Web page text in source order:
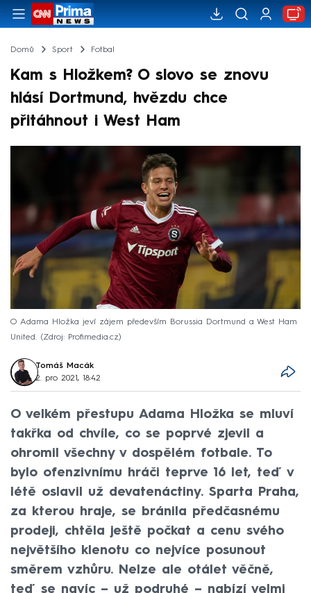
Domů Sport Fotbal
Kam s Hložkem? O slovo se znovu
hlásí Dortmund, hvězdu chce
přitáhnout i West Ham
O Adama Hložka jeví zájem především Borussia Dortmund a West Ham
United.
Zdroj: Profimedia.cz
Tomáš Macák
2. pro 2021, 18:42
O velkém přestupu Adama Hložka se mluví
takřka od chvíle, co se poprvé zjevil a
ohromil všechny v dospělém fotbale. To
bylo ofenzivnímu hráči teprve 16 let, teď v
létě oslavil už devatenáctiny. Sparta Praha,
za kterou hraje, se bránila předčasnému
prodeji, chtěla ještě počkat a cenu svého
největšího klenotu co nejvíce posunout
směrem vzhůru. Nelze ale otálet věčně,
teď se navíc – už podruhé – nabízí velmi